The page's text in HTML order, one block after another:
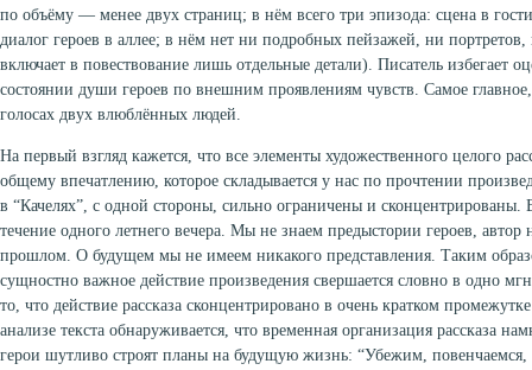
по объёму — менее двух страниц; в нём всего три эпизода: сцена в
диалог героев в аллее; в нём нет ни подробных пейзажей, ни портретов,
включает в повествование лишь отдельные детали). Писатель избегает
состоянии души героев по внешним проявлениям чувств. Самое
голосах двух влюблённых людей.
На первый взгляд кажется, что все элементы художественного целого
общему впечатлению, которое складывается у нас по прочтении
в “Качелях”, с одной стороны, сильно ограничены и сконцентрированы.
течение одного летнего вечера. Мы не знаем предыстории героев, автор
прошлом. О будущем мы не имеем никакого представления. Таким
сущностно важное действие произведения свершается словно в одно
то, что действие рассказа сконцентрировано в очень кратком
анализе текста обнаруживается, что временная организация рассказа
герои шутливо строят планы на будущую жизнь: “Убежим,